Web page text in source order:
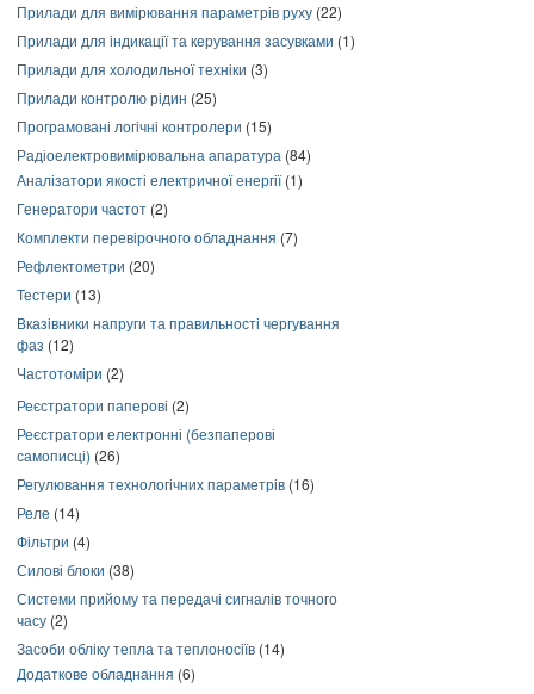
Прилади для вимірювання параметрів руху (22)
Прилади для індикації та керування засувками (1)
Прилади для холодильної техніки (3)
Прилади контролю рідин (25)
Програмовані логічні контролери (15)
Радіоелектровимірювальна апаратура (84)
Аналізатори якості електричної енергії(1)
Генератори частот (2)
Комплекти перевірочного обладнання (7)
Рефлектометри (20)
Тестери (13)
Вказівники напруги та правильності чергування
фаз (12)
Частотоміри (2)
Реєстратори паперові (2)
Реєстратори електронні (безпаперові
самописці) (26)
Регулювання технологічних параметрів (16)
Реле (14)
Фільтри (4)
Силові блоки (38)
Системи прийому та передачі сигналів точного
часу (2)
Засоби обліку тепла та теплоносіїв (14)
Додаткове обладнання (6)